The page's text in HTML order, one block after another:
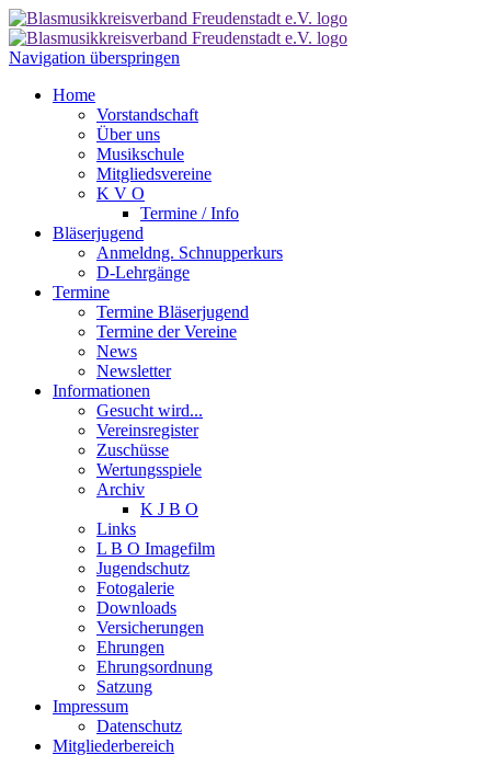
Navigation überspringen
Home
Vorstandschaft
Über uns
Musikschule
Mitgliedsvereine
K V O
Termine / Info
Bläserjugend
Anmeldng. Schnupperkurs
D-Lehrgänge
Termine
Termine Bläserjugend
Termine der Vereine
News
Newsletter
Informationen
Gesucht wird...
Vereinsregister
Zuschüsse
Wertungsspiele
Archiv
K J B O
Links
L B O Imagefilm
Jugendschutz
Fotogalerie
Downloads
Versicherungen
Ehrungen
Ehrungsordnung
Satzung
Impressum
Datenschutz
Mitgliederbereich